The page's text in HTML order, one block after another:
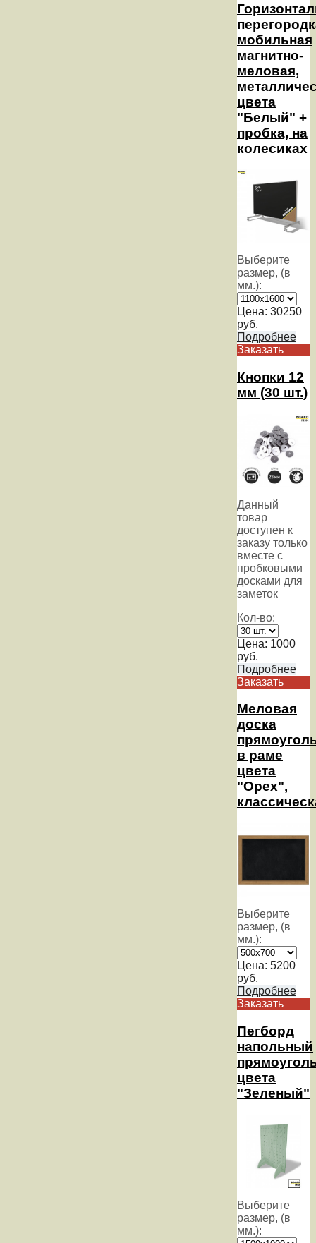
мобильная
магнитно-
меловая,
цвета
"Белый" +
пробка, на
колесиках
Выберите
размер, (в
мм.):
Цена: 30250
руб.
Подробнее
Заказать
Кнопки 12
мм (30 шт.)
Данный
товар
доступен к
заказу только
вместе с
пробковыми
досками для
заметок
Кол-во:
Цена: 1000
руб.
Подробнее
Заказать
Меловая
доска
в раме
цвета
"Орех",
Выберите
размер, (в
мм.):
Цена: 5200
руб.
Подробнее
Заказать
Пегборд
напольный
цвета
"Зеленый"
Выберите
размер, (в
мм.):